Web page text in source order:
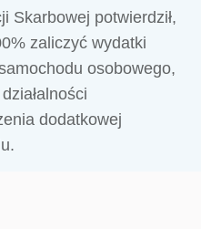
Skarbowej potwierdził,
zaliczyć wydatki
osobowego,
dodatkowej